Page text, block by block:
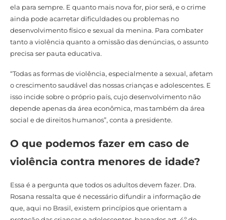
ela para sempre. E quanto mais nova for, pior será, e o crime
ainda pode acarretar dificuldades ou problemas no
desenvolvimento físico e sexual da menina. Para combater
tanto a violência quanto a omissão das denúncias, o assunto
precisa ser pauta educativa.
“Todas as formas de violência, especialmente a sexual, afetam
o crescimento saudável das nossas crianças e adolescentes. E
isso incide sobre o próprio país, cujo desenvolvimento não
depende apenas da área econômica, mas também da área
social e de direitos humanos”, conta a presidente.
O que podemos fazer em caso de
violência contra menores de idade?
Essa é a pergunta que todos os adultos devem fazer. Dra.
Rosana ressalta que é necessário difundir a informação de
que, aqui no Brasil, existem princípios que orientam a